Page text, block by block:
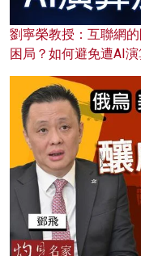
劉寧榮教授：互聯網
困局？如何避免遭AI演